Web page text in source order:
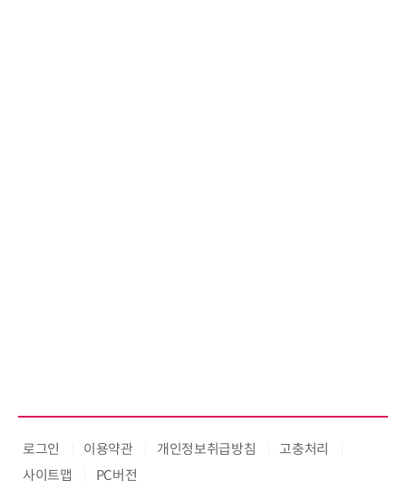
로그인 이용약관 개인정보취급방침
고충처리
사이트맵
PC버전